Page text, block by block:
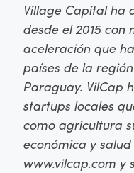
Village Capital ha
desde el 2015
aceleración que
países de la
Paraguay. VilCap
startups locales
como agricultura
económica y
www.vilcap.com y